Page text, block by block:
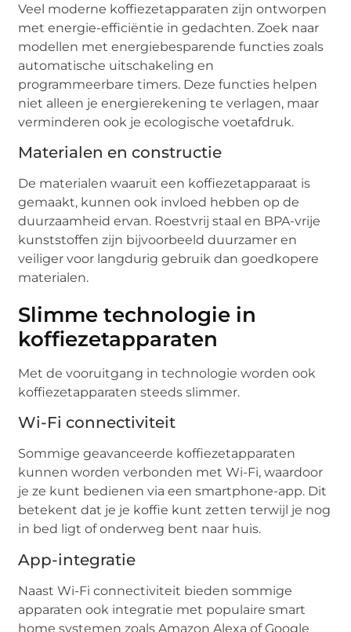
Veel moderne koffiezetapparaten zijn ontworpen
met energie-efficiëntie in gedachten. Zoek naar
modellen met energiebesparende functies zoals
automatische uitschakeling en
programmeerbare timers. Deze functies helpen
niet alleen je energierekening te verlagen, maar
verminderen ook je ecologische voetafdruk.
Materialen en constructie
De materialen waaruit een koffiezetapparaat is
gemaakt, kunnen ook invloed hebben op de
duurzaamheid ervan. Roestvrij staal en BPA-vrije
kunststoffen zijn bijvoorbeeld duurzamer en
veiliger voor langdurig gebruik dan goedkopere
materialen.
Slimme technologie in
koffiezetapparaten
Met de vooruitgang in technologie worden ook
koffiezetapparaten steeds slimmer.
Wi-Fi connectiviteit
Sommige geavanceerde koffiezetapparaten
kunnen worden verbonden met Wi-Fi, waardoor
je ze kunt bedienen via een smartphone-app. Dit
betekent dat je je koffie kunt zetten terwijl je nog
in bed ligt of onderweg bent naar huis.
App-integratie
Naast Wi-Fi connectiviteit bieden sommige
apparaten ook integratie met populaire smart
home systemen zoals Amazon Alexa of Google